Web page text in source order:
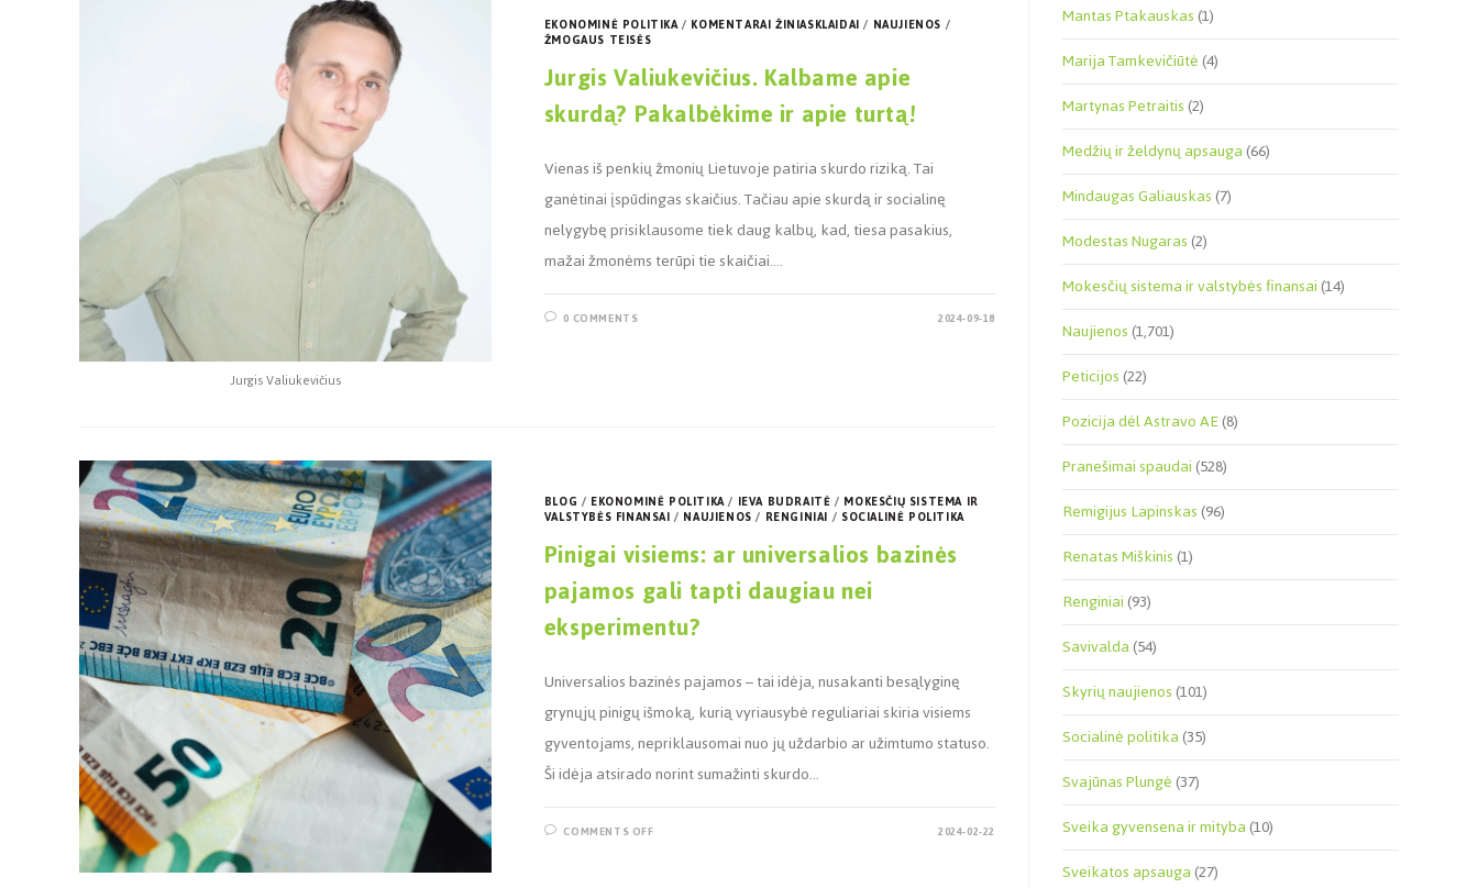
Jurgis Valiukevičius
EKONOMINĖ POLITIKA/ KOMENTARAI ŽINIASKLAIDAI/ NAUJIENOS/
ŽMOGAUS TEISĖS
Jurgis Valiukevičius. Kalbame apie
skurdą? Pakalbėkime ir apie turtą!
Vienas iš penkių žmonių Lietuvoje patiria skurdo riziką. Tai
ganėtinai įspūdingas skaičius. Tačiau apie skurdą ir socialinę
nelygybę prisiklausome tiek daug kalbų, kad, tiesa pasakius,
mažai žmonėms terūpi tie skaičiai.…
0 COMMENTS 2024-09-18
BLOG/ EKONOMINĖ POLITIKA/ IEVA BUDRAITĖ/ MOKESČIŲ SISTEMA IR
VALSTYBĖS FINANSAI/ NAUJIENOS/ RENGINIAI/ SOCIALINĖ POLITIKA
Pinigai visiems: ar universalios bazinės
pajamos gali tapti daugiau nei
eksperimentu?
Universalios bazinės pajamos – tai idėja, nusakanti besąlyginę
grynųjų pinigų išmoką, kurią vyriausybė reguliariai skiria visiems
gyventojams, nepriklausomai nuo jų uždarbio ar užimtumo statuso.
Ši idėja atsirado norint sumažinti skurdo…
COMMENTS OFF 2024-02-22
Mantas Ptakauskas(1)
Marija Tamkevičiūtė(4)
Martynas Petraitis(2)
Medžių ir želdynų apsauga(66)
Mindaugas Galiauskas(7)
Modestas Nugaras(2)
Mokesčių sistema ir valstybės finansai(14)
Naujienos(1,701)
Peticijos(22)
Pozicija dėl Astravo AE(8)
Pranešimai spaudai(528)
Remigijus Lapinskas(96)
Renatas Miškinis(1)
Renginiai(93)
Savivalda(54)
Skyrių naujienos(101)
Socialinė politika(35)
Svajūnas Plungė(37)
Sveika gyvensena ir mityba(10)
Sveikatos apsauga(27)